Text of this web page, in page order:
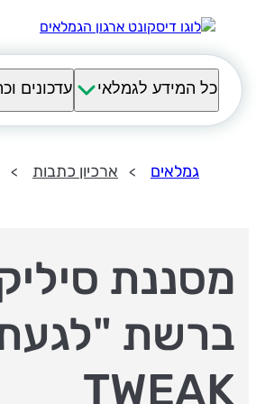
כל המידע לגמלאי עדכונים
גמלאים ארכיון כתבות
מסננת
ברשת
TWEAK